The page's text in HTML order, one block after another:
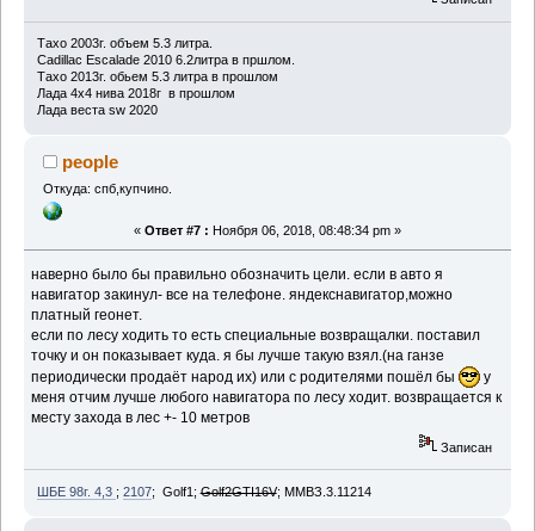
Тахо 2003г. объем 5.3 литра.
Cadillac Escalade 2010 6.2литра в пршлом.
Тахо 2013г. обьем 5.3 литра в прошлом
Лада 4х4 нива 2018г в прошлом
Лада веста sw 2020
people
Откуда: спб,купчино.
« Ответ #7 : Ноября 06, 2018, 08:48:34 pm »
наверно было бы правильно обозначить цели. если в авто я
навигатор закинул- все на телефоне. яндекснавигатор,можно
платный геонет.
если по лесу ходить то есть специальные возвращалки. поставил
точку и он показывает куда. я бы лучше такую взял.(на ганзе
периодически продаёт народ их) или с родителями пошёл бы
у
меня отчим лучше любого навигатора по лесу ходит. возвращается к
месту захода в лес +- 10 метров
Записан
ШБЕ 98г. 4,3 ; 2107; Golf1;Golf2GTI16V; ММВЗ.3.11214